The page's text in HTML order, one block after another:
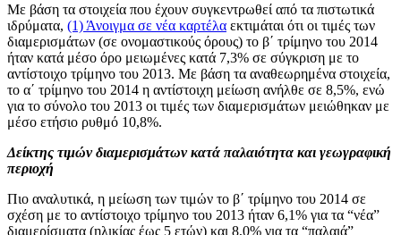
Με βάση τα στοιχεία που έχουν συγκεντρωθεί από τα πιστωτικά
ιδρύματα, (1) Άνοιγμα σε νέα καρτέλα εκτιμάται ότι οι τιμές των
διαμερισμάτων (σε ονομαστικούς όρους) το β΄ τρίμηνο του 2014
ήταν κατά μέσο όρο μειωμένες κατά 7,3% σε σύγκριση με το
αντίστοιχο τρίμηνο του 2013. Με βάση τα αναθεωρημένα στοιχεία,
το α΄ τρίμηνο του 2014 η αντίστοιχη μείωση ανήλθε σε 8,5%, ενώ
για το σύνολο του 2013 οι τιμές των διαμερισμάτων μειώθηκαν με
μέσο ετήσιο ρυθμό 10,8%.
Δείκτης τιμών διαμερισμάτων κατά παλαιότητα και γεωγραφική
περιοχή
Πιο αναλυτικά, η μείωση των τιμών το β΄ τρίμηνο του 2014 σε
σχέση με το αντίστοιχο τρίμηνο του 2013 ήταν 6,1% για τα “νέα”
διαμερίσματα (ηλικίας έως 5 ετών) και 8,0% για τα “παλαιά”